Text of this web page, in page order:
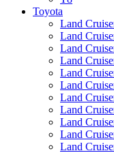
Toyota
Land
Land
Land
Land
Land
Land
Land
Land
Land
Land
Land